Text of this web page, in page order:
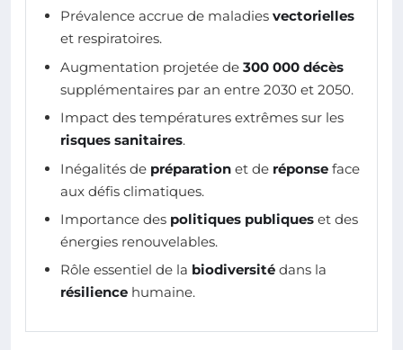
Prévalence accrue de maladies vectorielles
et respiratoires.
Augmentation projetée de 300 000 décès
supplémentaires par an entre 2030 et 2050.
Impact des températures extrêmes sur les
risques sanitaires.
Inégalités de préparation et de réponse face
aux défis climatiques.
Importance des politiques publiques et des
énergies renouvelables.
Rôle essentiel de la biodiversité dans la
résilience humaine.